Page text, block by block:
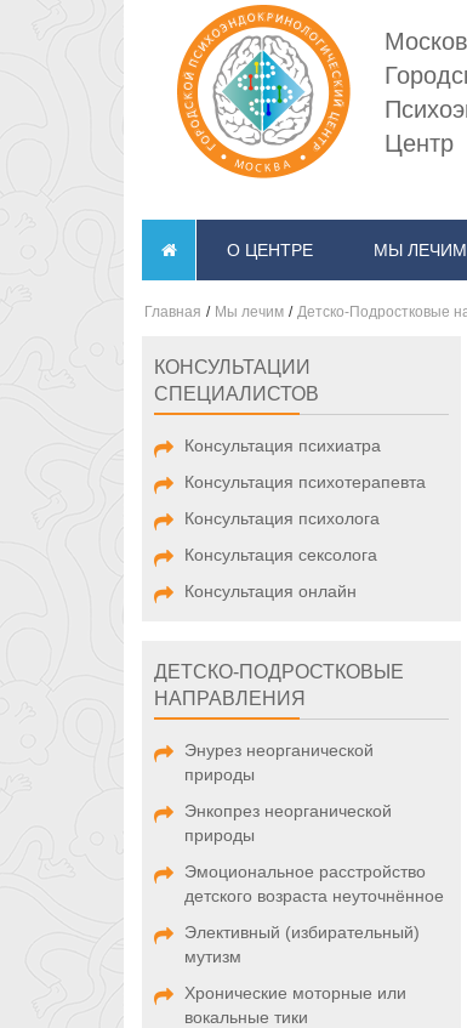
Центр
О ЦЕНТРЕ МЫ ЛЕЧИМ
Главная / Мы лечим / Детско-Подростковые
КОНСУЛЬТАЦИИ
СПЕЦИАЛИСТОВ
Консультация психиатра
Консультация психотерапевта
Консультация психолога
Консультация сексолога
Консультация онлайн
ДЕТСКО-ПОДРОСТКОВЫЕ
НАПРАВЛЕНИЯ
Энурез неорганической
природы
Энкопрез неорганической
природы
Эмоциональное расстройство
детского возраста неуточнённое
Элективный (избирательный)
мутизм
Хронические моторные или
вокальные тики